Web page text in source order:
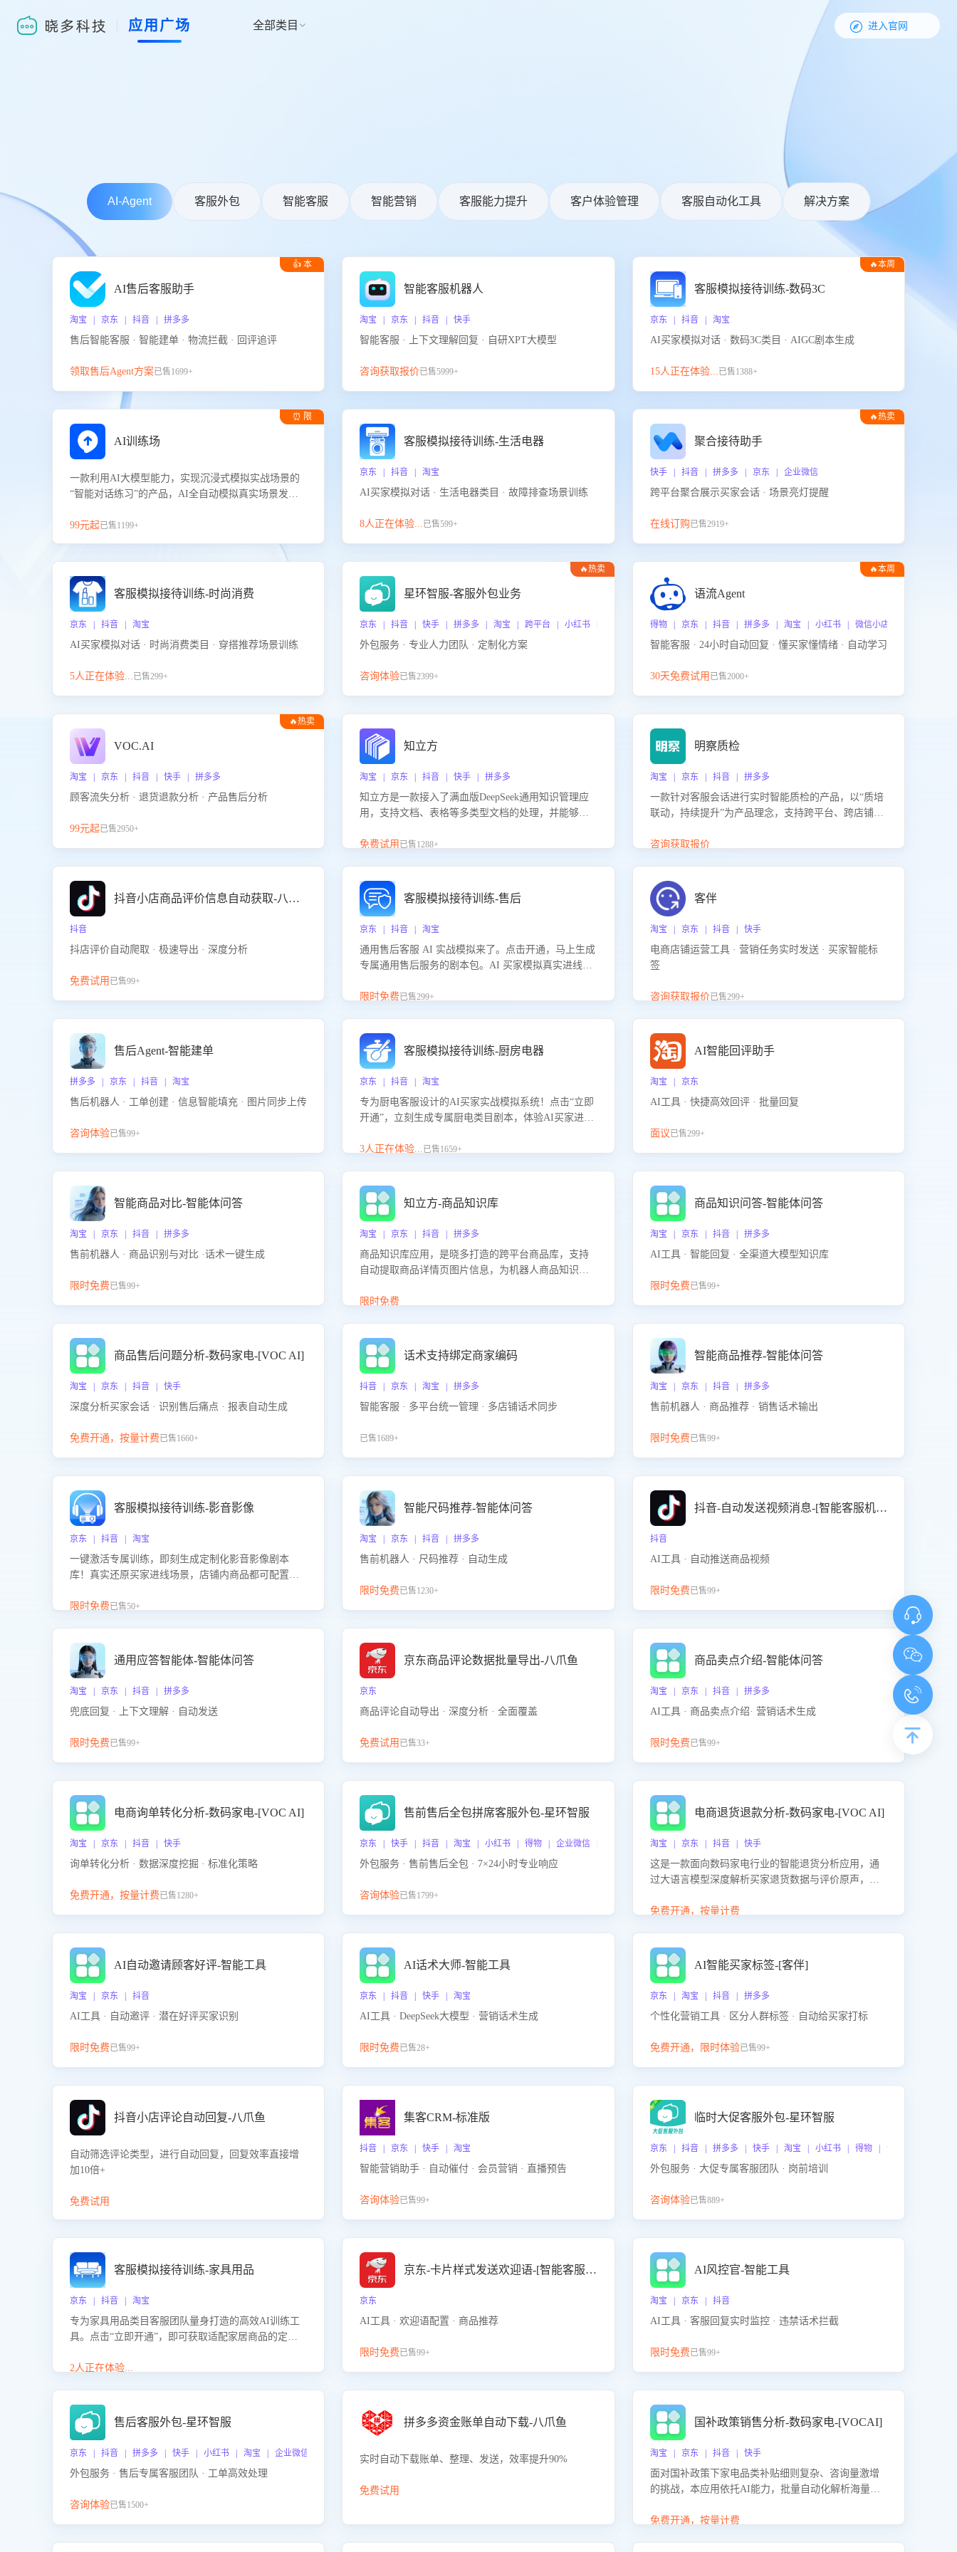
应用广场 全部类目   进入官网
AI-Agent 客服外包 智能客服 智能营销 客服能力提升 客户体验管理 客服自动化工具 解决方案
👍 本
AI售后客服助手
淘宝 | 京东 | 抖音 | 拼多多
售后智能客服 · 智能建单 · 物流拦截 · 回评追评
领取售后Agent方案已售1699+
智能客服机器人
淘宝 | 京东 | 抖音 | 快手
智能客服 · 上下文理解回复 · 自研XPT大模型
咨询获取报价已售5999+
🔥本周
客服模拟接待训练-数码3C
京东 | 抖音 | 淘宝
AI买家模拟对话 · 数码3C类目 · AIGC剧本生成
15人正在体验...已售1388+
⏰ 限
AI训练场
一款利用AI大模型能力，实现沉浸式模拟实战场景的
“智能对话练习”的产品，AI全自动模拟真实场景发生
提升客服团队的销服能力。
99元起已售1199+
客服模拟接待训练-生活电器
京东 | 抖音 | 淘宝
AI买家模拟对话 · 生活电器类目 · 故障排查场景训练
8人正在体验...已售599+
🔥热卖
聚合接待助手
快手 | 抖音 | 拼多多 | 京东 | 企业微信
跨平台聚合展示买家会话 · 场景亮灯提醒
在线订购已售2919+
客服模拟接待训练-时尚消费
京东 | 抖音 | 淘宝
AI买家模拟对话 · 时尚消费类目 · 穿搭推荐场景训练
5人正在体验...已售299+
🔥热卖
星环智服-客服外包业务
京东 | 抖音 | 快手 | 拼多多 | 淘宝 | 跨平台 | 小红书 | 得物 | 企业微信
外包服务 · 专业人力团队 · 定制化方案
咨询体验已售2399+
🔥本周
语流Agent
得物 | 京东 | 抖音 | 拼多多 | 淘宝 | 小红书 | 微信小店 | 快手 | 唯品
智能客服 · 24小时自动回复 · 懂买家懂情绪 · 自动学习
30天免费试用 已售2000+
🔥热卖
VOC.AI
淘宝 | 京东 | 抖音 | 快手 | 拼多多
顾客流失分析 · 退货退款分析 · 产品售后分析
99元起已售2950+
知立方
淘宝 | 京东 | 抖音 | 快手 | 拼多多
知立方是一款接入了满血版DeepSeek通用知识管理应
用，支持文档、表格等多类型文档的处理，并能够基
景提供强大的知识支持，帮助用户高效管理和利用知
免费试用 已售1288+
明察质检
淘宝 | 京东 | 抖音 | 拼多多
一款针对客服会话进行实时智能质检的产品，以“质培
联动，持续提升”为产品理念，支持跨平台、跨店铺的
联动，持续提升客服团队的销服能力。
咨询获取报价
抖音小店商品评价信息自动获取-八爪鱼
抖音
抖店评价自动爬取 · 极速导出 · 深度分析
免费试用 已售99+
客服模拟接待训练-售后
京东 | 抖音 | 淘宝
通用售后客服 AI 实战模拟来了。点击开通，马上生成
专属通用售后服务的剧本包。AI 买家模拟真实进线咨
咨询等售后场景的应对要点，轻松提升服务能力。
限时免费已售299+
客伴
淘宝 | 京东 | 抖音 | 快手
电商店铺运营工具 · 营销任务实时发送 · 买家智能标
签
咨询获取报价已售299+
售后Agent-智能建单
拼多多 | 京东 | 抖音 | 淘宝
售后机器人 · 工单创建 · 信息智能填充 · 图片同步上传
咨询体验已售99+
客服模拟接待训练-厨房电器
京东 | 抖音 | 淘宝
专为厨电客服设计的AI买家实战模拟系统！点击“立即
开通”，立刻生成专属厨电类目剧本，体验AI买家进线
能咨询”等真实场景应对技巧！
3人正在体验...已售1659+
AI智能回评助手
淘宝 | 京东
AI工具 · 快捷高效回评 · 批量回复
面议已售299+
智能商品对比-智能体问答
淘宝 | 京东 | 抖音 | 拼多多
售前机器人 · 商品识别与对比 ·话术一键生成
限时免费已售99+
知立方-商品知识库
淘宝 | 京东 | 抖音 | 拼多多
商品知识库应用，是晓多打造的跨平台商品库，支持
自动提取商品详情页图片信息，为机器人商品知识问
商品知识。
限时免费
商品知识问答-智能体问答
淘宝 | 京东 | 抖音 | 拼多多
AI工具 · 智能回复 · 全渠道大模型知识库
限时免费已售99+
商品售后问题分析-数码家电-[VOC AI]
淘宝 | 京东 | 抖音 | 快手
深度分析买家会话 · 识别售后痛点 · 报表自动生成
免费开通，按量计费已售1660+
话术支持绑定商家编码
抖音 | 京东 | 淘宝 | 拼多多
智能客服 · 多平台统一管理 · 多店铺话术同步
已售1689+
智能商品推荐-智能体问答
淘宝 | 京东 | 抖音 | 拼多多
售前机器人 · 商品推荐 · 销售话术输出
限时免费已售99+
客服模拟接待训练-影音影像
京东 | 抖音 | 淘宝
一键激活专属训练，即刻生成定制化影音影像剧本
库！真实还原买家进线场景，店铺内商品都可配置到
升客服售前转化率。点击 “立即开通”，快速获取影音
限时免费已售50+
智能尺码推荐-智能体问答
淘宝 | 京东 | 抖音 | 拼多多
售前机器人 · 尺码推荐 · 自动生成
限时免费已售1230+
抖音-自动发送视频消息-[智能客服机器人]
抖音
AI工具 · 自动推送商品视频
限时免费已售99+
通用应答智能体-智能体问答
淘宝 | 京东 | 抖音 | 拼多多
兜底回复 · 上下文理解 · 自动发送
限时免费已售99+
京东商品评论数据批量导出-八爪鱼
京东
商品评论自动导出 · 深度分析 · 全面覆盖
免费试用 已售33+
商品卖点介绍-智能体问答
淘宝 | 京东 | 抖音 | 拼多多
AI工具 · 商品卖点介绍· 营销话术生成
限时免费已售99+
电商询单转化分析-数码家电-[VOC AI]
淘宝 | 京东 | 抖音 | 快手
询单转化分析 · 数据深度挖掘 · 标准化策略
免费开通，按量计费已售1280+
售前售后全包拼席客服外包-星环智服
京东 | 快手 | 抖音 | 淘宝 | 小红书 | 得物 | 企业微信 | 跨平台
外包服务 · 售前售后全包 · 7×24小时专业响应
咨询体验已售1799+
电商退货退款分析-数码家电-[VOC AI]
淘宝 | 京东 | 抖音 | 快手
这是一款面向数码家电行业的智能退货分析应用，通
过大语言模型深度解析买家退货数据与评价原声，精
因，并输出可落地的改进建议，通过挖掘用户痛点驱
免费开通，按量计费
AI自动邀请顾客好评-智能工具
淘宝 | 京东 | 抖音
AI工具 · 自动邀评 · 潜在好评买家识别
限时免费已售99+
AI话术大师-智能工具
京东 | 抖音 | 快手 | 淘宝
AI工具 · DeepSeek大模型 · 营销话术生成
限时免费已售28+
AI智能买家标签-[客伴]
京东 | 淘宝 | 抖音 | 拼多多
个性化营销工具 · 区分人群标签 · 自动给买家打标
免费开通，限时体验已售99+
抖音小店评论自动回复-八爪鱼
自动筛选评论类型，进行自动回复，回复效率直接增
加10倍+
免费试用
集客CRM-标准版
抖音 | 京东 | 快手 | 淘宝
智能营销助手 · 自动催付 · 会员营销 · 直播预告
咨询体验已售99+
临时大促客服外包-星环智服
京东 | 抖音 | 拼多多 | 快手 | 淘宝 | 小红书 | 得物 | 企业微信
外包服务 · 大促专属客服团队 · 岗前培训
咨询体验已售889+
客服模拟接待训练-家具用品
京东 | 抖音 | 淘宝
专为家具用品类目客服团队量身打造的高效AI训练工
具。点击“立即开通”，即可获取适配家居商品的定制
客服在家具用品功能、尺寸参数咨询等高频场景下的
2人正在体验...
京东-卡片样式发送欢迎语-[智能客服机器人]
京东
AI工具 · 欢迎语配置 · 商品推荐
限时免费已售99+
AI风控官-智能工具
淘宝 | 京东 | 抖音
AI工具 · 客服回复实时监控 · 违禁话术拦截
限时免费已售99+
售后客服外包-星环智服
京东 | 抖音 | 拼多多 | 快手 | 小红书 | 淘宝 | 企业微信
外包服务 · 售后专属客服团队 · 工单高效处理
咨询体验已售1500+
拼多多资金账单自动下载-八爪鱼
实时自动下载账单、整理、发送，效率提升90%
免费试用
国补政策销售分析-数码家电-[VOCAI]
淘宝 | 京东 | 抖音 | 快手
面对国补政策下家电品类补贴细则复杂、咨询量激增
的挑战，本应用依托AI能力，批量自动化解析海量客
政策的关注焦点与购买意向，深度洞察决策动因。同
免费开通，按量计费